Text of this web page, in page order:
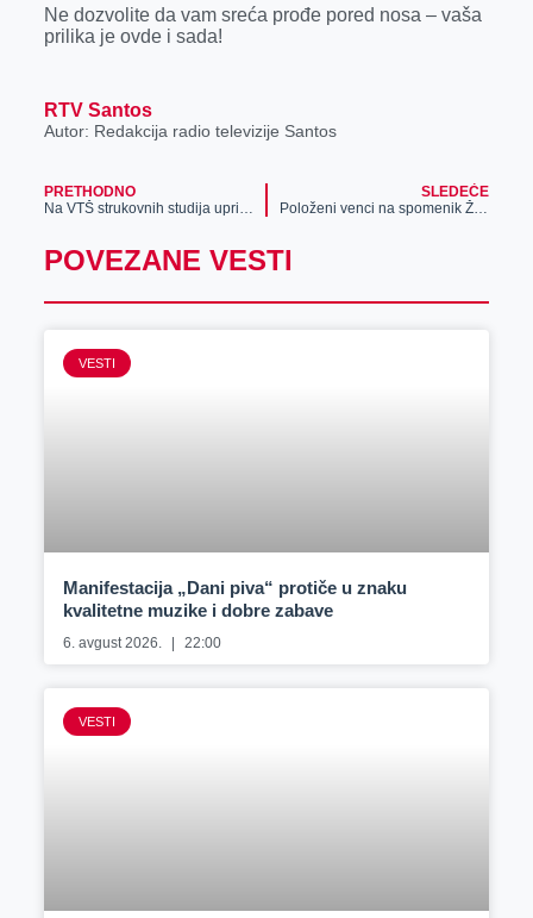
Ne dozvolite da vam sreća prođe pored nosa – vaša
prilika je ovde i sada!
RTV Santos
Autor: Redakcija radio televizije Santos
PRETHODNO
Na VTŠ strukovnih studija upriličen prijem za brucoše
SLEDEĆE
Položeni venci na spomenik Žarku Zrenjaninu
POVEZANE VESTI
VESTI
Manifestacija „Dani piva“ protiče u znaku
kvalitetne muzike i dobre zabave
6. avgust 2026. 22:00
VESTI